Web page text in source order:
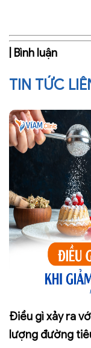
| Bình luận
TIN TỨC
Điều gì xảy ra
lượng đường